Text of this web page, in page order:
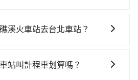
計程車前往高鐵站！從最早06:15
車花費約900元、車程約50分
溪火車站去台北車站？
為要自己開車），最重要的是你
站叫計程車划算嗎？